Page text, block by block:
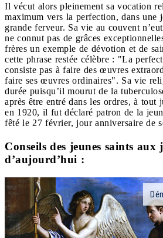
Il vécut alors pleinement sa vocation
maximum vers la perfection, dans une
grande ferveur. Sa vie au couvent
ne connut pas de grâces
frères un exemple de dévotion et de
cette phrase restée célèbre : "La
consiste pas à faire des œuvres
faire ses œuvres ordinaires". Sa vie
durée puisqu’il mourut de la
après être entré dans les ordres, à tout
en 1920, il fut déclaré patron de la
fêté le 27 février, jour anniversaire de
Conseils des jeunes saints aux
d’aujourd’hui :